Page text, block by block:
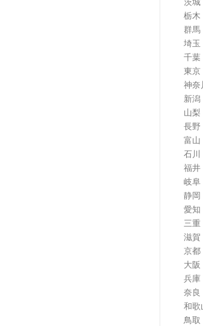
栃木
群馬
埼玉
千葉
東京
神奈
新潟
山梨
長野
富山
石川
福井
岐阜
静岡
愛知
三重
滋賀
京都
大阪
兵庫
奈良
和歌
鳥取